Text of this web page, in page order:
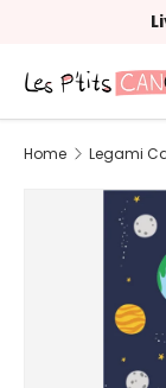
Search
Product type
Home Legami